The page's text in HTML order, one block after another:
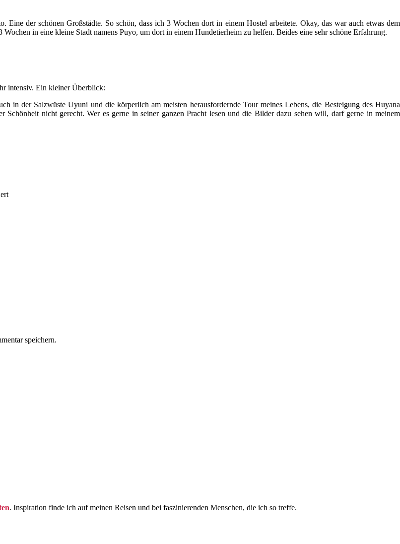
der schönen Großstädte. So schön, dass ich 3 Wochen dort in einem Hostel arbeitete. Okay, das war auch etwas dem
in eine kleine Stadt namens Puyo, um dort in einem Hundetierheim zu helfen. Beides eine sehr schöne Erfahrung.
intensiv. Ein kleiner Überblick:
in der Salzwüste Uyuni und die körperlich am meisten herausfordernde Tour meines Lebens, die Besteigung des Huyana
nicht gerecht. Wer es gerne in seiner ganzen Pracht lesen und die Bilder dazu sehen will, darf gerne in meinem
speichern.
. Inspiration finde ich auf meinen Reisen und bei faszinierenden Menschen, die ich so treffe.